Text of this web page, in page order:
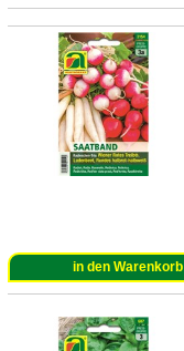
in den Warenkorb